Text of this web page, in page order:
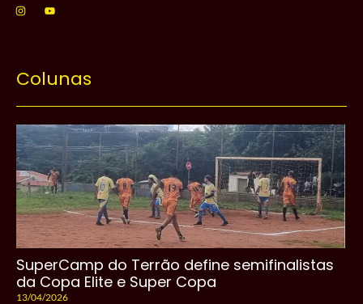
Colunas
SuperCamp do Terrão define semifinalistas
da Copa Elite e Super Copa
13/04/2026